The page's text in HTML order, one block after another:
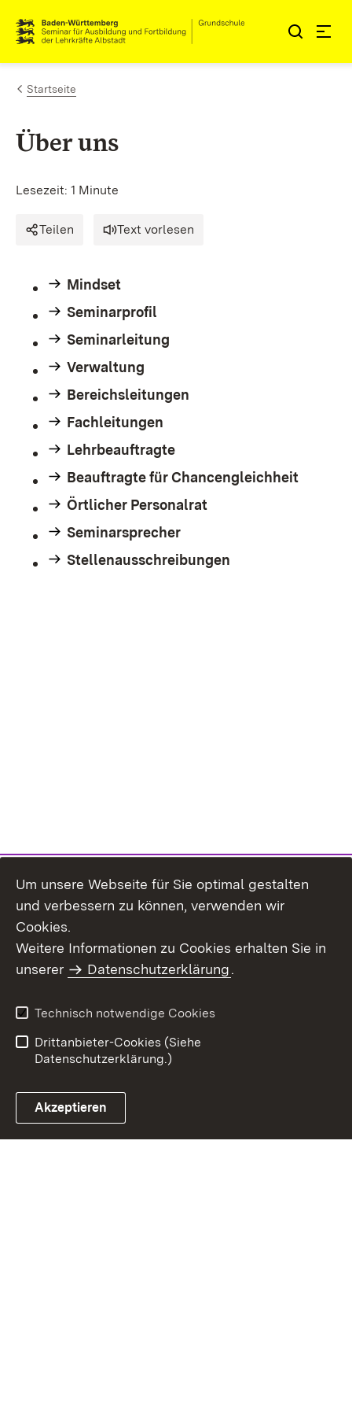
Zum Inhalt springen
Link zur Startseite
Startseite
Über uns
Lesezeit: 1 Minute
Teilen Text vorlesen
Mindset
Seminarprofil
Seminarleitung
Verwaltung
Bereichsleitungen
Fachleitungen
Lehrbeauftragte
Beauftragte für Chancengleichheit
Örtlicher Personalrat
Seminarsprecher
Stellenausschreibungen
Benutzungshinweise
Erklärung zur
Um unsere Webseite für Sie optimal gestalten
und verbessern zu können, verwenden wir
Cookies.
Weitere Informationen zu Cookies erhalten Sie in
unserer
Datenschutzerklärung.
Technisch notwendige Cookies
Drittanbieter-Cookies (Siehe
Datenschutzerklärung.)
Akzeptieren